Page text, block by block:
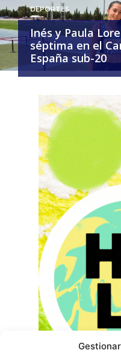
DEPORTES
Inés y Paula
séptima en el
España sub-20